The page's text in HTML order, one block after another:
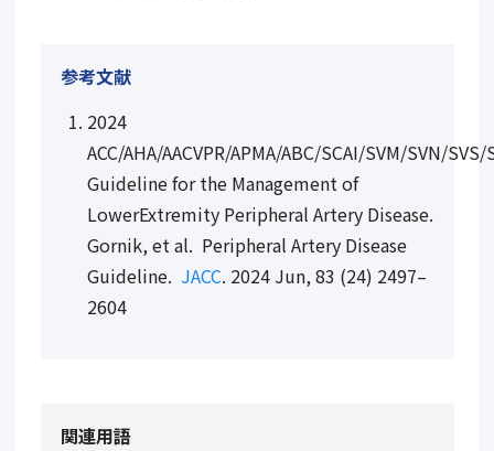
参考文献
2024
ACC/AHA/AACVPR/APMA/ABC/SCAI/SVM/SVN/SVS/
Guideline for the Management of
LowerExtremity Peripheral Artery Disease.
Gornik, et al. Peripheral Artery Disease
Guideline. JACC. 2024 Jun, 83 (24) 2497–
2604
関連用語